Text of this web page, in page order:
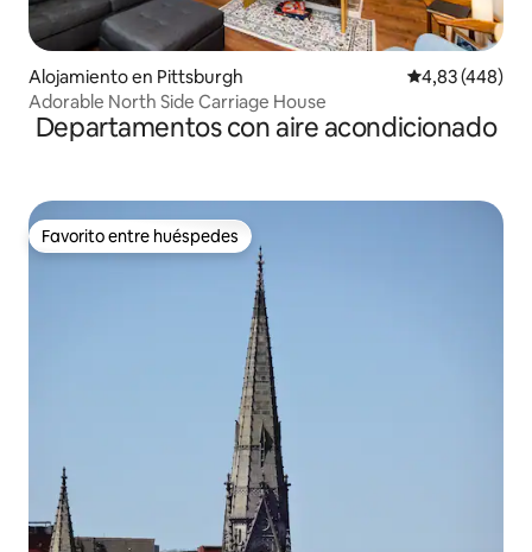
Alojamiento en Pittsburgh Calificación
4,83 (448)
Adorable North Side Carriage House
Departamentos con aire acondicionado
Favorito entre huéspedes
Favorito entre huéspedes